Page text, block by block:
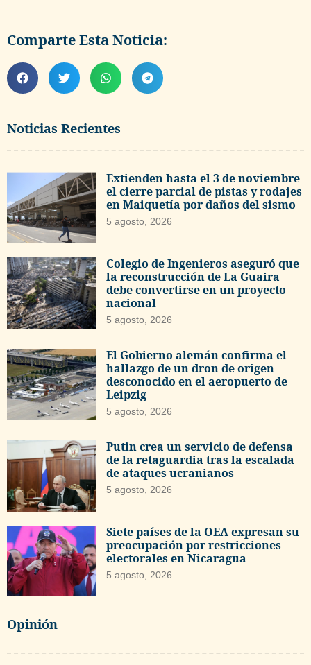
Noticias Recientes
Extienden hasta el 3 de noviembre
el cierre parcial de pistas y rodajes
en Maiquetía por daños del sismo
5 agosto, 2026
Colegio de Ingenieros aseguró que
la reconstrucción de La Guaira
debe convertirse en un proyecto
nacional
5 agosto, 2026
El Gobierno alemán confirma el
hallazgo de un dron de origen
desconocido en el aeropuerto de
Leipzig
5 agosto, 2026
Putin crea un servicio de defensa
de la retaguardia tras la escalada
de ataques ucranianos
5 agosto, 2026
Siete países de la OEA expresan su
preocupación por restricciones
electorales en Nicaragua
5 agosto, 2026
Opinión
Comparte Esta Noticia: